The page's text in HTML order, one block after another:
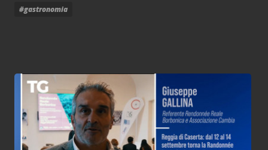
#gastronomia